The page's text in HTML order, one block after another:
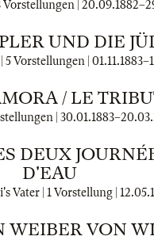
| 20.09.1882–
UND DIE
Vorstellungen | 01.11.1883–
/ LE
| 30.01.1883–
DEUX
D'EAU
Vater | 1 Vorstellung |
WEIBER VON